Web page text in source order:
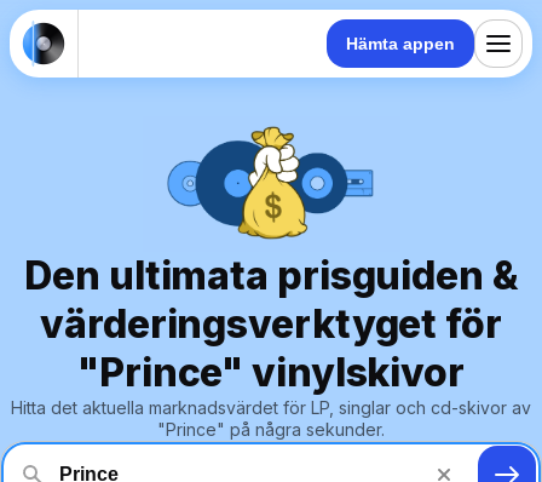
Hämta appen
Den ultimata prisguiden &
värderingsverktyget för
"Prince" vinylskivor
Hitta det aktuella marknadsvärdet för LP, singlar och cd-skivor av
"Prince" på några sekunder.